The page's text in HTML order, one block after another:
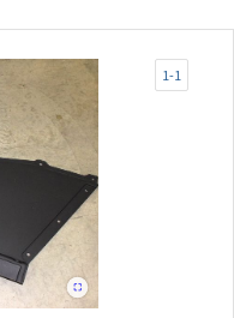
1-1